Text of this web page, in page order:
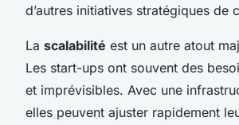
d’autres initiatives stratégiques de
La scalabilité est un autre atout
Les start-ups ont souvent des
et imprévisibles. Avec une
elles peuvent ajuster rapidement